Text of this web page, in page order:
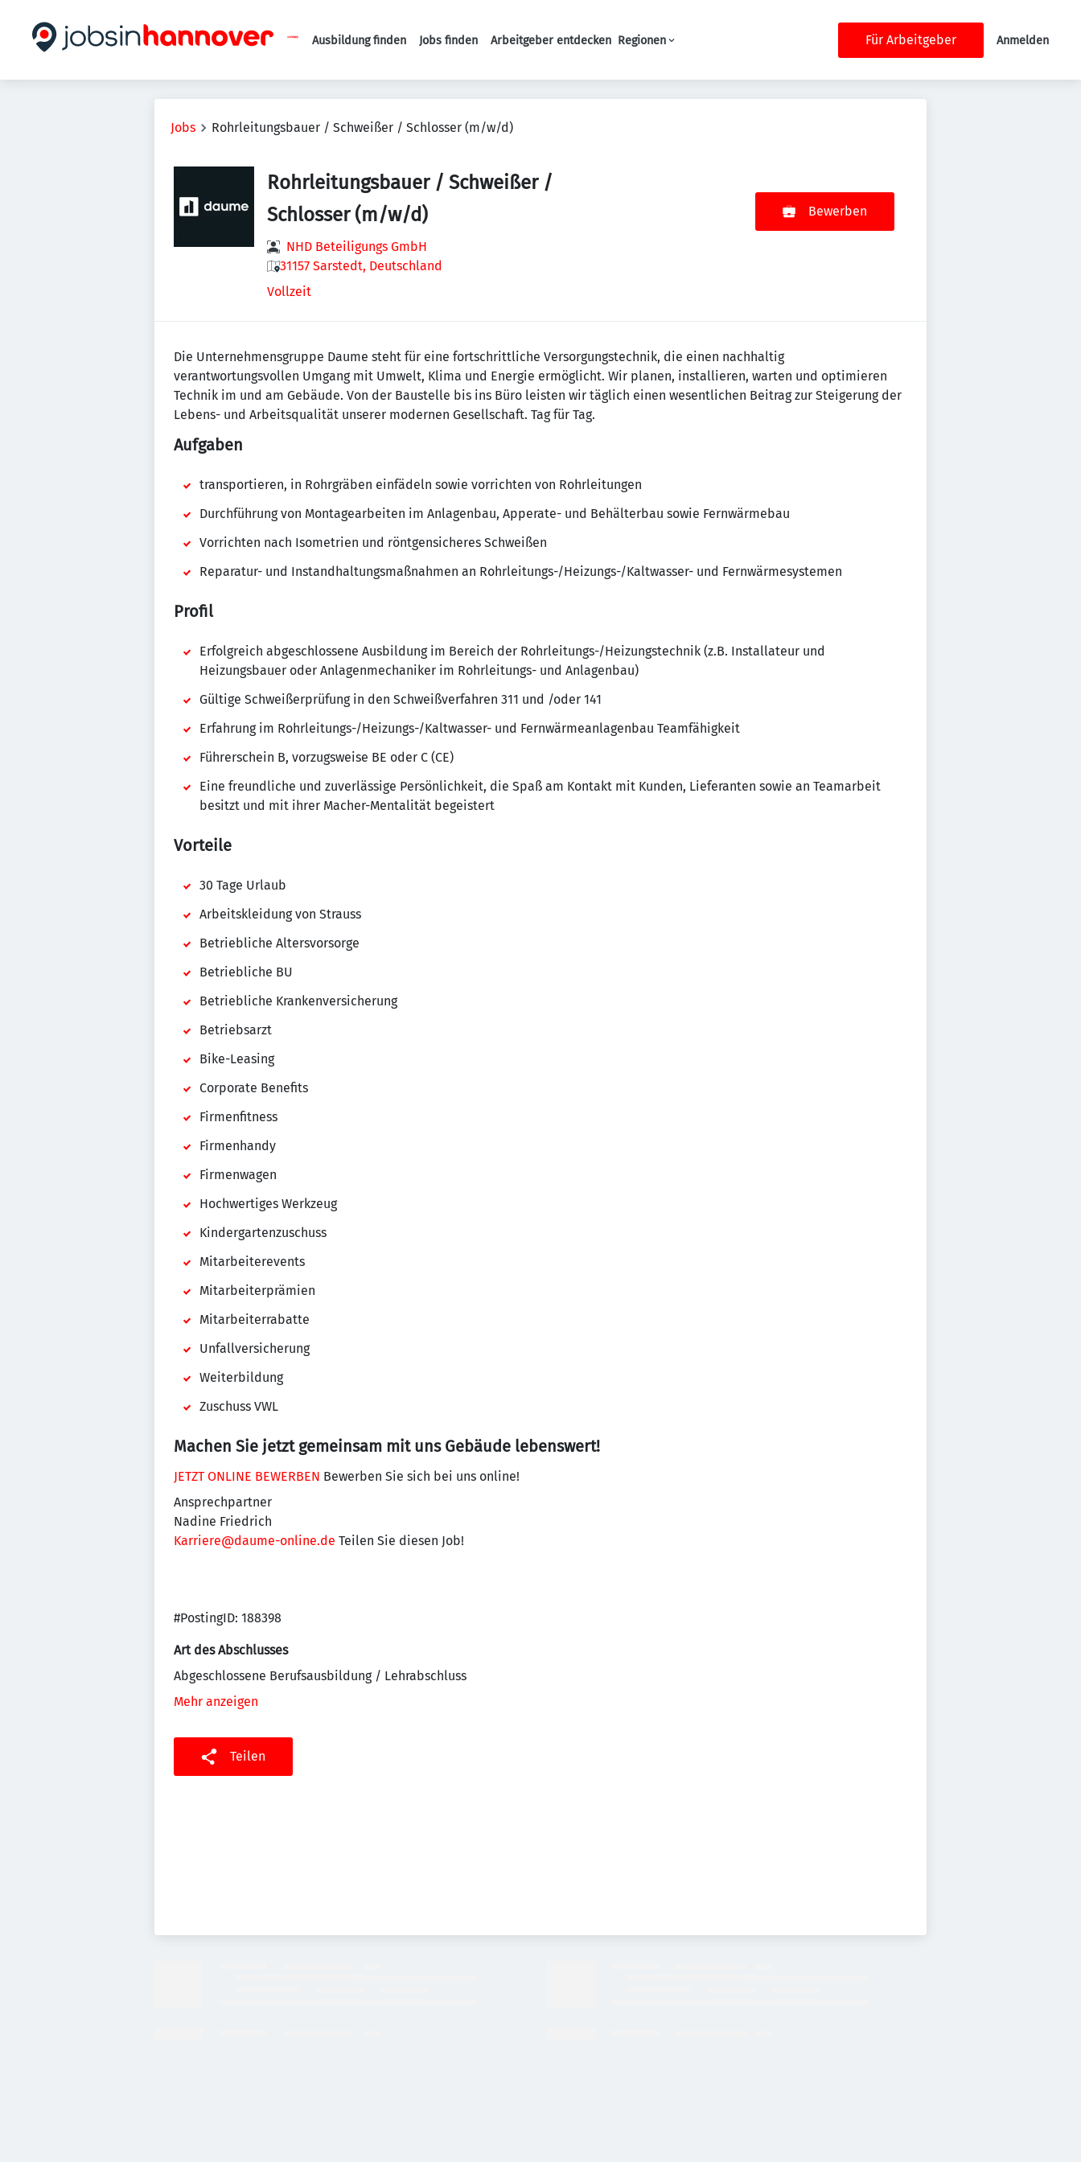
Haupt-Navigation
Ausbildung finden Jobs finden Arbeitgeber entdecken Regionen Für Arbeitgeber Anmelden
Jobs Rohrleitungsbauer / Schweißer / Schlosser (m/w/d)
Rohrleitungsbauer / Schweißer /
Schlosser (m/w/d)
NHD Beteiligungs GmbH
31157 Sarstedt, Deutschland
Vollzeit
Bewerben
Die Unternehmensgruppe Daume steht für eine fortschrittliche Versorgungstechnik, die einen nachhaltig
verantwortungsvollen Umgang mit Umwelt, Klima und Energie ermöglicht. Wir planen, installieren, warten und optimieren
Technik im und am Gebäude. Von der Baustelle bis ins Büro leisten wir täglich einen wesentlichen Beitrag zur Steigerung der
Lebens- und Arbeitsqualität unserer modernen Gesellschaft. Tag für Tag.
Aufgaben
transportieren, in Rohrgräben einfädeln sowie vorrichten von Rohrleitungen
Durchführung von Montagearbeiten im Anlagenbau, Apperate- und Behälterbau sowie Fernwärmebau
Vorrichten nach Isometrien und röntgensicheres Schweißen
Reparatur- und Instandhaltungsmaßnahmen an Rohrleitungs-/Heizungs-/Kaltwasser- und Fernwärmesystemen
Profil
Erfolgreich abgeschlossene Ausbildung im Bereich der Rohrleitungs-/Heizungstechnik (z.B. Installateur und
Heizungsbauer oder Anlagenmechaniker im Rohrleitungs- und Anlagenbau)
Gültige Schweißerprüfung in den Schweißverfahren 311 und /oder 141
Erfahrung im Rohrleitungs-/Heizungs-/Kaltwasser- und Fernwärmeanlagenbau Teamfähigkeit
Führerschein B, vorzugsweise BE oder C (CE)
Eine freundliche und zuverlässige Persönlichkeit, die Spaß am Kontakt mit Kunden, Lieferanten sowie an Teamarbeit
besitzt und mit ihrer Macher-Mentalität begeistert
Vorteile
30 Tage Urlaub
Arbeitskleidung von Strauss
Betriebliche Altersvorsorge
Betriebliche BU
Betriebliche Krankenversicherung
Betriebsarzt
Bike-Leasing
Corporate Benefits
Firmenfitness
Firmenhandy
Firmenwagen
Hochwertiges Werkzeug
Kindergartenzuschuss
Mitarbeiterevents
Mitarbeiterprämien
Mitarbeiterrabatte
Unfallversicherung
Weiterbildung
Zuschuss VWL
Machen Sie jetzt gemeinsam mit uns Gebäude lebenswert!
JETZT ONLINE BEWERBEN Bewerben Sie sich bei uns online!
Ansprechpartner
Nadine Friedrich
Karriere@daume-online.de Teilen Sie diesen Job!
#PostingID: 188398
Art des Abschlusses
Abgeschlossene Berufsausbildung / Lehrabschluss
Mehr anzeigen
Teilen